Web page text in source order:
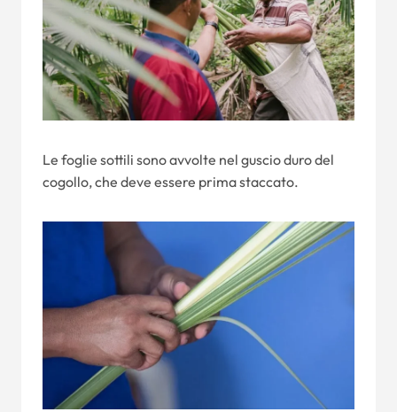
Le foglie sottili sono avvolte nel guscio duro del
cogollo, che deve essere prima staccato.